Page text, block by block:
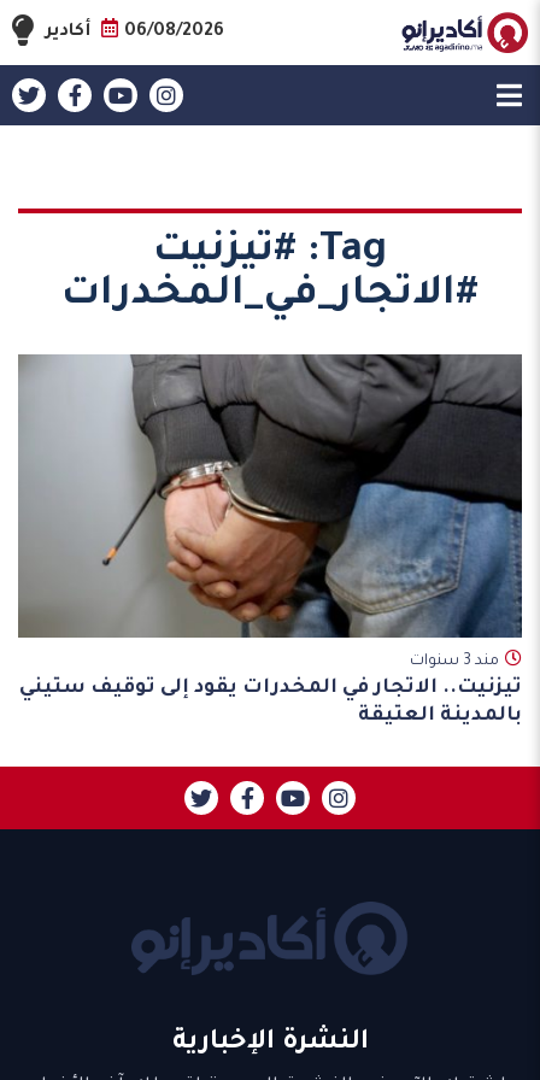
06/08/2026 أكادير
Tag:
#تيزنيت
#الاتجار_في_المخدرات
مند 3 سنوات
تيزنيت.. الاتجار في المخدرات يقود إلى توقيف ستيني
بالمدينة العتيقة
النشرة الإخبارية